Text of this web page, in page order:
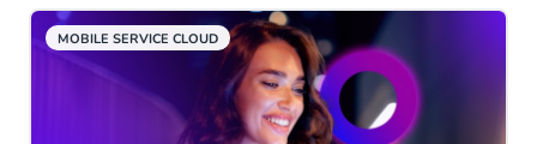
MOBILE SERVICE CLOUD